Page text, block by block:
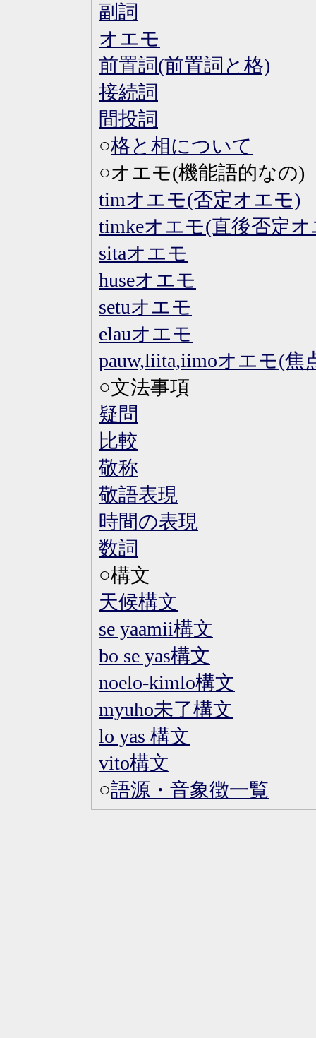
副詞
オエモ
前置詞(前置詞と格)
接続詞
間投詞
○格と相について
○オエモ(機能語的なの)
timオエモ(否定オエモ)
timkeオエモ(直後否定
sitaオエモ
huseオエモ
setuオエモ
elauオエモ
pauw,liita,iimoオエモ(焦
○文法事項
疑問
比較
敬称
敬語表現
時間の表現
数詞
○構文
天候構文
se yaamii構文
bo se yas構文
noelo-kimlo構文
myuho未了構文
lo yas 構文
vito構文
○語源・音象徴一覧